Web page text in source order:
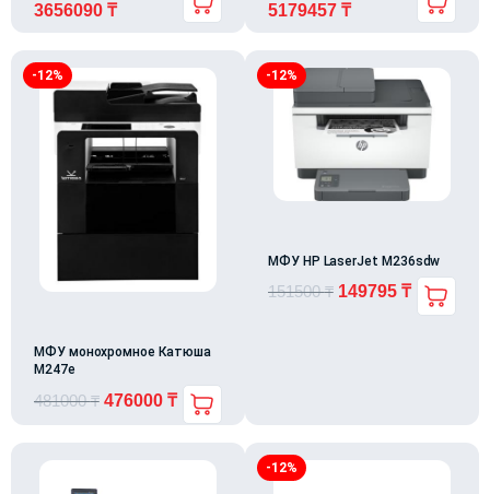
3656090 ₸
5179457 ₸
-12%
МФУ монохромное Катюша
М247е
481000₸ 476000 ₸
-12%
МФУ HP LaserJet M236sdw
151500₸ 149795 ₸
-12%